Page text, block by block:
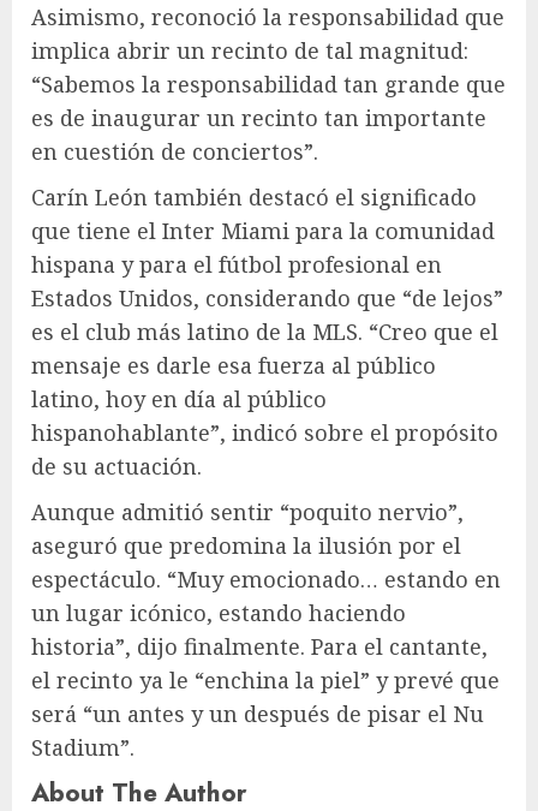
Asimismo, reconoció la responsabilidad que
implica abrir un recinto de tal magnitud:
“Sabemos la responsabilidad tan grande que
es de inaugurar un recinto tan importante
en cuestión de conciertos”.
Carín León también destacó el significado
que tiene el Inter Miami para la comunidad
hispana y para el fútbol profesional en
Estados Unidos, considerando que “de lejos”
es el club más latino de la MLS. “Creo que el
mensaje es darle esa fuerza al público
latino, hoy en día al público
hispanohablante”, indicó sobre el propósito
de su actuación.
Aunque admitió sentir “poquito nervio”,
aseguró que predomina la ilusión por el
espectáculo. “Muy emocionado… estando en
un lugar icónico, estando haciendo
historia”, dijo finalmente. Para el cantante,
el recinto ya le “enchina la piel” y prevé que
será “un antes y un después de pisar el Nu
Stadium”.
About The Author